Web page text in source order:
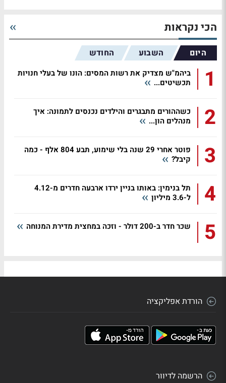
הכי נקראות
היום השבוע החודש
1
ביהמ"ש מצדיק את רשות המסים: הונו של בעלי חנויות
תכשיטים...
2
כשההורים מתבגרים והילדים נכנסים לתמונה: איך
מנהלים הון...
3
פוטר אחרי 29 שנה בלי שימוע, תבע 804 אלף - כמה
קיבל?
4
תל בנימין: באותו בניין ירדו ארבעה חדרים מ-4.12
ל-3.6 מיליון
5 שכר חדר ב-200 דולר - וזכה במחצית מדירת המנוחה
הורדת אפליקציה
הרשמה לדיוור